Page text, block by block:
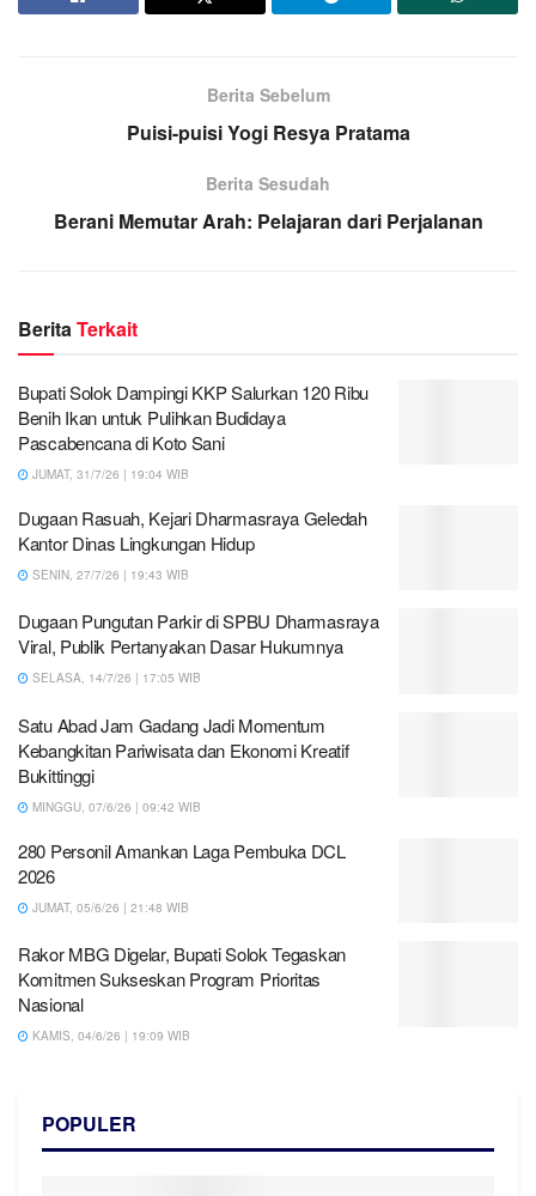
Berita Sebelum
Puisi-puisi Yogi Resya Pratama
Berita Sesudah
Berani Memutar Arah: Pelajaran dari Perjalanan
BeritaTerkait
Bupati Solok Dampingi KKP Salurkan 120 Ribu
Benih Ikan untuk Pulihkan Budidaya
Pascabencana di Koto Sani
JUMAT, 31/7/26 | 19:04 WIB
Dugaan Rasuah, Kejari Dharmasraya Geledah
Kantor Dinas Lingkungan Hidup
SENIN, 27/7/26 | 19:43 WIB
Dugaan Pungutan Parkir di SPBU Dharmasraya
Viral, Publik Pertanyakan Dasar Hukumnya
SELASA, 14/7/26 | 17:05 WIB
Satu Abad Jam Gadang Jadi Momentum
Kebangkitan Pariwisata dan Ekonomi Kreatif
Bukittinggi
MINGGU, 07/6/26 | 09:42 WIB
280 Personil Amankan Laga Pembuka DCL
2026
JUMAT, 05/6/26 | 21:48 WIB
Rakor MBG Digelar, Bupati Solok Tegaskan
Komitmen Sukseskan Program Prioritas
Nasional
KAMIS, 04/6/26 | 19:09 WIB
POPULER